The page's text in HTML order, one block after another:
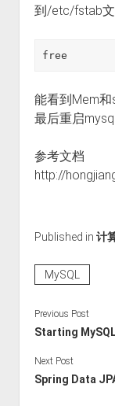
到/etc/fstab文
能看到Mem和
最后重启
参考文档
http://
Published in 计
MySQL
Previous Post
Starting
Next Post
Spring Data